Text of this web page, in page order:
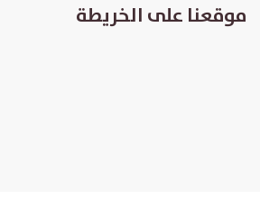
موقعنا على الخريطة